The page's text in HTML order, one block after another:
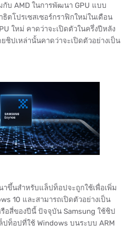
กับ AMD ในการพัฒนา GPU แบบ
ตโปรเซสเซอร์กราฟิกใหม่ในเดือน
ใหม่ คาดว่าจะเปิดตัวในครึ่งปีหลัง
ปเหล่านั้นคาดว่าจะเปิดตัวอย่างเป็น
ขึ้นสำหรับแล็ปท็อปจะถูกใช้เพื่อเพิ่ม
10 และสามารถเปิดตัวอย่างเป็น
อสี่ของปีนี้ ปัจจุบัน Samsung ใช้ชิป
ปท็อปที่ใช้ Windows บนระบบ ARM